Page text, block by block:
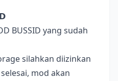
BUSSID yang sudah
silahkan diizinkan
mod akan